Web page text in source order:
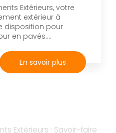
Extérieurs, votre
extérieur à
disposition pour
en pavés....
En savoir plus
Extérieurs : Savoir-faire